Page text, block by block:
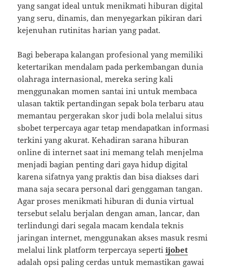
yang sangat ideal untuk menikmati hiburan digital
yang seru, dinamis, dan menyegarkan pikiran dari
kejenuhan rutinitas harian yang padat.
Bagi beberapa kalangan profesional yang memiliki
ketertarikan mendalam pada perkembangan dunia
olahraga internasional, mereka sering kali
menggunakan momen santai ini untuk membaca
ulasan taktik pertandingan sepak bola terbaru atau
memantau pergerakan skor judi bola melalui situs
sbobet terpercaya agar tetap mendapatkan informasi
terkini yang akurat. Kehadiran sarana hiburan
online di internet saat ini memang telah menjelma
menjadi bagian penting dari gaya hidup digital
karena sifatnya yang praktis dan bisa diakses dari
mana saja secara personal dari genggaman tangan.
Agar proses menikmati hiburan di dunia virtual
tersebut selalu berjalan dengan aman, lancar, dan
terlindungi dari segala macam kendala teknis
jaringan internet, menggunakan akses masuk resmi
melalui link platform terpercaya sepertiijobet
adalah opsi paling cerdas untuk memastikan gawai